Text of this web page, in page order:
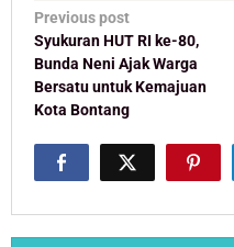
Post
navigation
Previous post
Syukuran HUT RI ke-80,
Bunda Neni Ajak Warga
Bersatu untuk Kemajuan
Kota Bontang